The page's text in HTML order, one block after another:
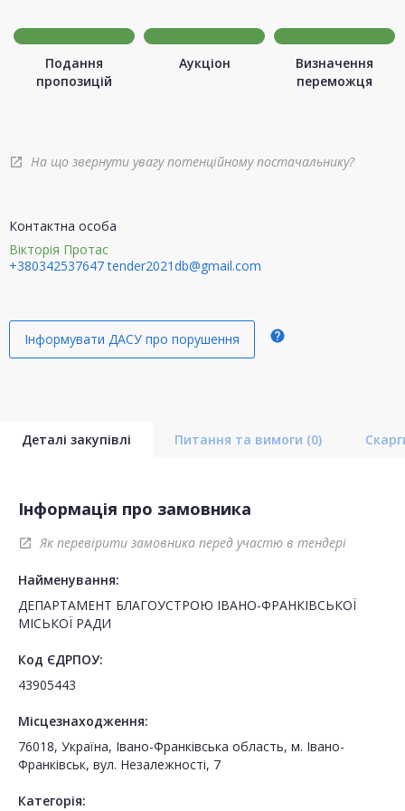
Подання
пропозицій
Аукціон
Визначення
переможця
open_in_new На що звернути увагу потенційному постачальнику?
Контактна особа
Вікторія Протас
+380342537647 tender2021db@gmail.com
Інформувати ДАСУ про порушення help
Деталі закупівлі Питання та вимоги (0)
Інформація про замовника
open_in_new Як перевірити замовника перед участю в тендері
Найменування:
ДЕПАРТАМЕНТ БЛАГОУСТРОЮ ІВАНО-ФРАНКІВСЬКОЇ
МІСЬКОЇ РАДИ
Код ЄДРПОУ:
43905443
Місцезнаходження:
76018, Україна, Івано-Франківська область, м. Івано-
Франківськ, вул. Незалежності, 7
Категорія: